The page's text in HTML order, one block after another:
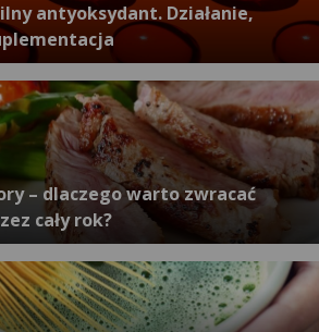
antyoksydant. Działanie,
– dlaczego warto zwracać
cały rok?